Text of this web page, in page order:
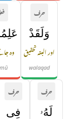
حرف
وَلَقَدْ
اور البتہ تحقیق
walaqad
وہ
حرف
لَهُۥ
حرف
فِى